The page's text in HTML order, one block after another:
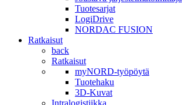
Tuotesarjat
LogiDrive
NORDAC FUSION
Ratkaisut
back
Ratkaisut
myNORD-työpöytä
Tuotehaku
3D-Kuvat
Intralogistiikka